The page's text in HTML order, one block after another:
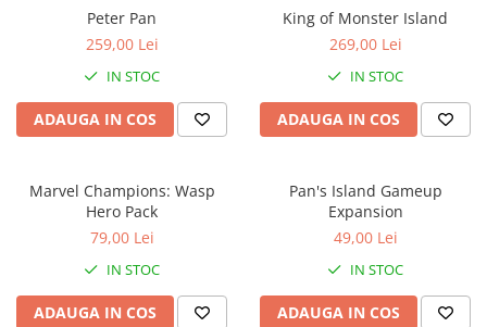
Peter Pan
259,00 Lei
IN STOC
ADAUGA IN COS
King of Monster Island
269,00 Lei
IN STOC
ADAUGA IN COS
Marvel Champions: Wasp
Hero Pack
79,00 Lei
IN STOC
ADAUGA IN COS
Pan's Island Gameup
Expansion
49,00 Lei
IN STOC
ADAUGA IN COS